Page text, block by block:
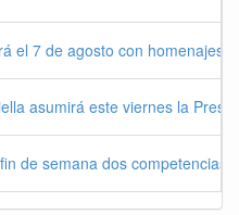
el 7 de agosto con homenajes
asumirá este viernes la
de semana dos competencias